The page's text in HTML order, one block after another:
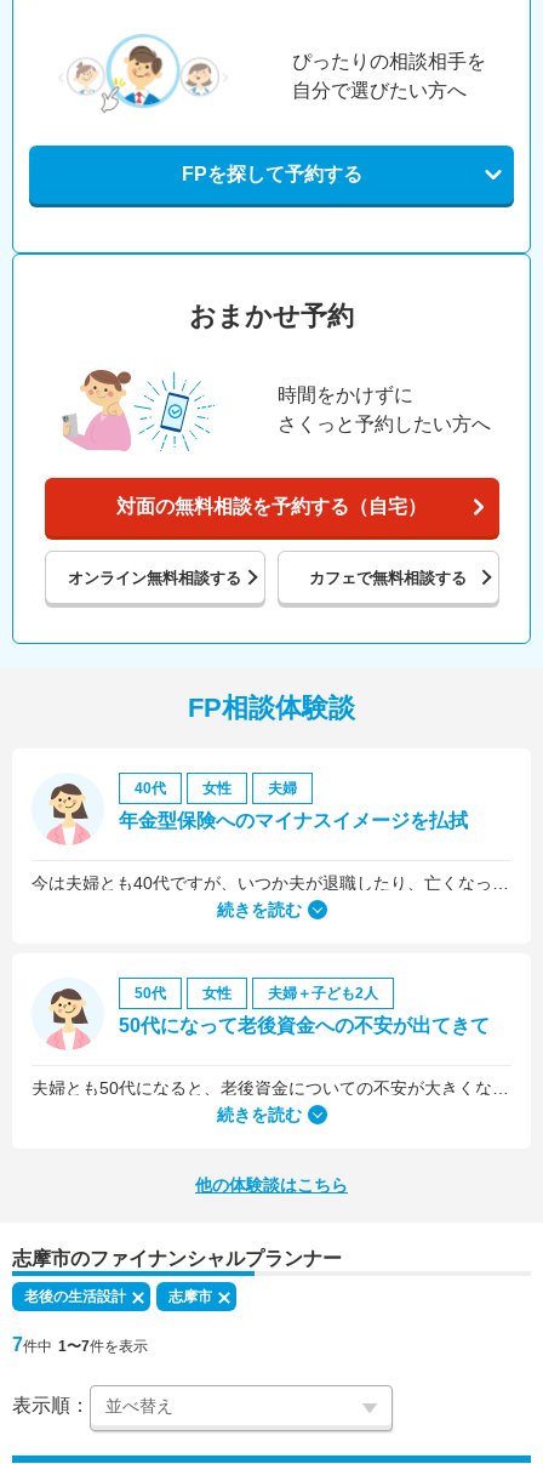
ぴったりの相談相手を
自分で選びたい方へ
FPを探して予約する
おまかせ予約
時間をかけずに
さくっと予約したい方へ
対面の無料相談を予約する（自宅）
オンライン無料相談する カフェで無料相談する
FP相談体験談
40代 女性 夫婦
年金型保険へのマイナスイメージを払拭
続きを読む
50代 女性 夫婦＋子ども2人
50代になって老後資金への不安が出てきて
続きを読む
他の体験談はこちら
志摩市のファイナンシャルプランナー
老後の生活設計 志摩市
7件中 1〜7件を表示
表示順：